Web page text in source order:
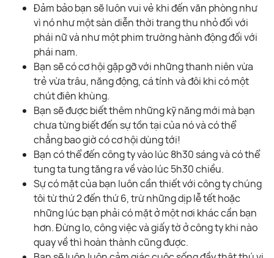
Đảm bảo bạn sẽ luôn vui vẻ khi đến văn phòng như
vì nó như một sàn diễn thời trang thu nhỏ đối với
phái nữ và như một phim trường hành động đối với
phái nam.
Bạn sẽ có cơ hội gặp gỡ với những thanh niên vừa
trẻ vừa trâu, năng động, cá tính và đôi khi có một
chút điên khùng.
Bạn sẽ được biết thêm những kỹ năng mới mà bạn
chưa từng biết đến sự tồn tại của nó và có thể
chẳng bao giờ có cơ hội dùng tới!
Bạn có thể đến công ty vào lúc 8h30 sáng và có thể
tung ta tung tăng ra về vào lúc 5h30 chiều.
Sự có mặt của bạn luôn cần thiết với công ty chúng
tôi từ thứ 2 đến thứ 6, trừ những dịp lễ tết hoặc
những lúc bạn phải có mặt ở một nơi khác cần bạn
hơn. Đừng lo, công việc và giấy tờ ở công ty khi nào
quay về thì hoàn thành cũng được.